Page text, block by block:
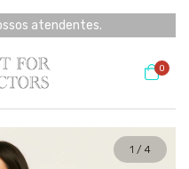
atendentes.
0
1 / 4